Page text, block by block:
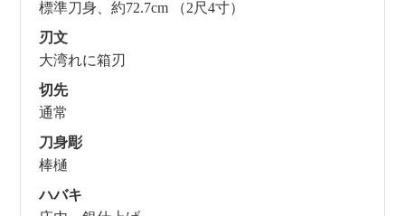
標準刀身、約72.7cm （2尺4寸）
刃文
大湾れに箱刃
切先
通常
刀身彫
棒樋
ハバキ